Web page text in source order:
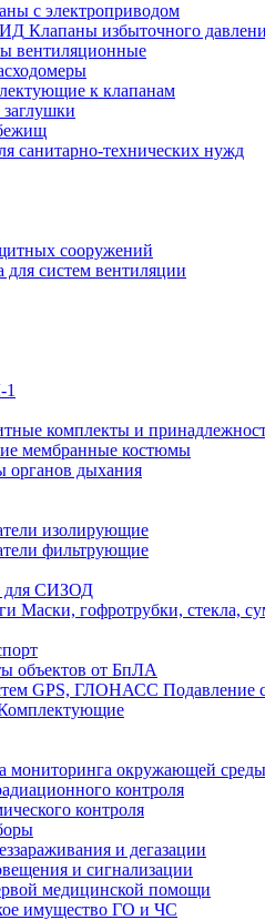
с электроприводом
Клапаны избыточного
вентиляционные
к клапанам
санитарно-технических нужд
сооружений
для систем вентиляции
комплекты и
мембранные костюмы
органов дыхания
изолирующие
фильтрующие
для СИЗОД
Маски, гофротрубки, стекла,
объектов от БпЛА
Подавление
мониторинга окружающей среды
контроля
контроля
и дегазации
и сигнализации
медицинской помощи
имущество ГО и ЧС